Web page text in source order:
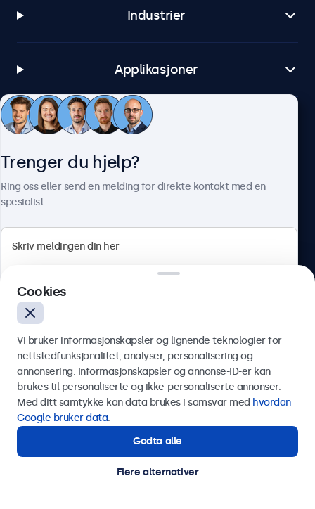
Industrier
Applikasjoner
Kundeservice
Norsk
© 2026 Beetronics
Trenger du hjelp?
Ring oss eller send en melding for direkte kontakt med en
spesialist.
Send
Eller ring oss på
Kontakt våre spesialister.
Cookies
Vi bruker informasjonskapsler og lignende teknologier for
nettstedfunksjonalitet, analyser, personalisering og
annonsering. Informasjonskapsler og annonse-ID-er kan
brukes til personaliserte og ikke-personaliserte annonser.
Med ditt samtykke kan data brukes i samsvar med hvordan
Google bruker data.
Godta alle
Flere alternativer